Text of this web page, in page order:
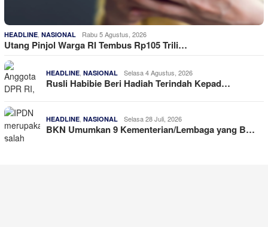
HEADLINE NASIONAL Rabu 5 Agustus, 2026
Utang Pinjol Warga RI Tembus Rp105 Trili…
HEADLINE NASIONAL Selasa 4 Agustus, 2026
Rusli Habibie Beri Hadiah Terindah Kepad…
HEADLINE NASIONAL Selasa 28 Juli, 2026
BKN Umumkan 9 Kementerian/Lembaga yang B…